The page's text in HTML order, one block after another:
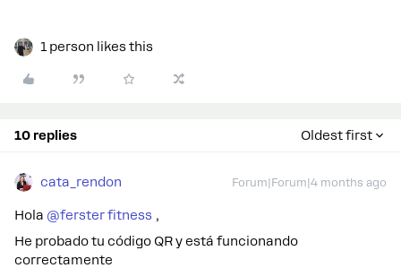
1 person likes this
10 replies Oldest first
cata_rendon Forum|Forum|4 months ago
Hola ​ @ferster fitness ,
He probado tu código QR y está funcionando
correctamente